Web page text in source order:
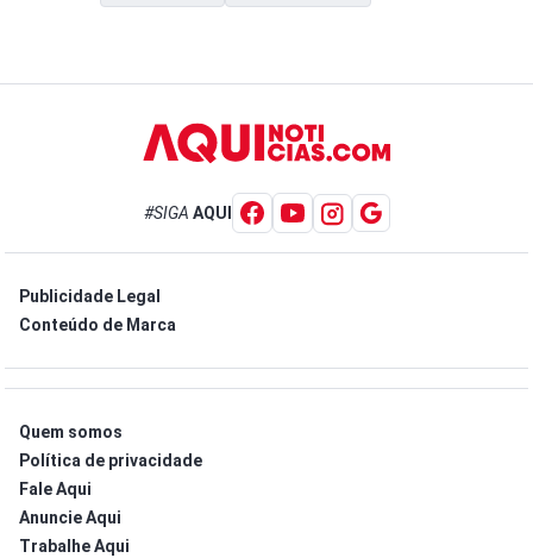
#SIGA AQUI
Publicidade Legal
Conteúdo de Marca
Quem somos
Política de privacidade
Fale Aqui
Anuncie Aqui
Trabalhe Aqui